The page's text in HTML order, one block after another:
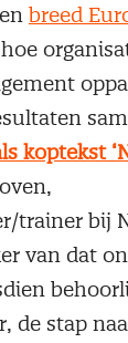
breed
koptekst
trainer bij
van dat
de stap